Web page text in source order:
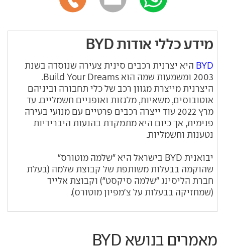
מידע כללי אודות BYD
BYD היא יצרנית רכבים סינית צעירה שנוסדה בשנת
2003 ומשמעות שמה הוא Build Your Dreams.
היצרנית מייצרת מגוון רכב של כלי תחבורה וביניהם
אוטובוסים, משאיות, מלגזות ואופניים חשמליים. עד
מרץ 2022 עוד ייצרה רכבים פרטיים עם מנועי בעירה
פנימית, אך כיום היא מתמקדת בהנעות היברידיות
נטענות וחשמליות.
יבואנית BYD בישראל היא "שלמה מוטורס"
שהוקמה בבעלות משותפת של קבוצת שלמה (בעלת
חברת הליסינג "שלמה סיקסט") וקבוצת אלייד
(שמחזיקה בבעלות על צ'מפיון מוטורס).
מאמרים בנושא BYD